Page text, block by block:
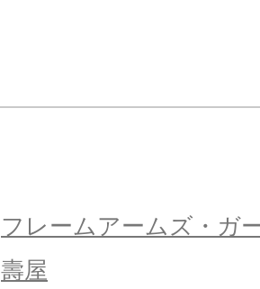
フレームアームズ・ガ
壽屋